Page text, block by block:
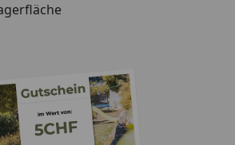
Geräuschwerte